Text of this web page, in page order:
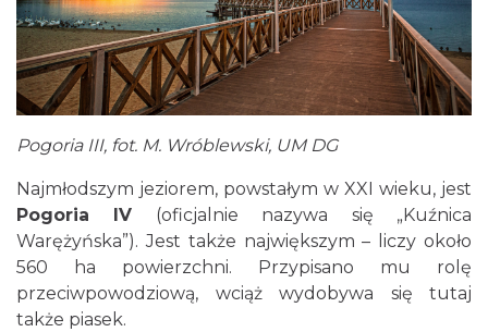
Pogoria III, fot. M. Wróblewski, UM DG
Najmłodszym jeziorem, powstałym w XXI wieku, jest
Pogoria IV (oficjalnie nazywa się „Kuźnica
Warężyńska”). Jest także największym – liczy około
560 ha powierzchni. Przypisano mu rolę
przeciwpowodziową, wciąż wydobywa się tutaj
także piasek.